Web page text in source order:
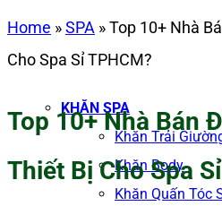
KHĂN SPA
Khăn Trải
Khăn Body
Khăn Quấn Tóc
Home »SPA »Top 10+ Nhà
Cho Spa Sỉ TPHCM?
Top 10+ Nhà Bán
Thiết Bị Cho Spa